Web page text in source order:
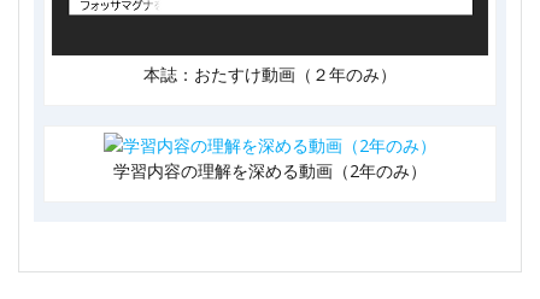
本誌：おたすけ動画（２年のみ）
学習内容の理解を深める動画（2年のみ）